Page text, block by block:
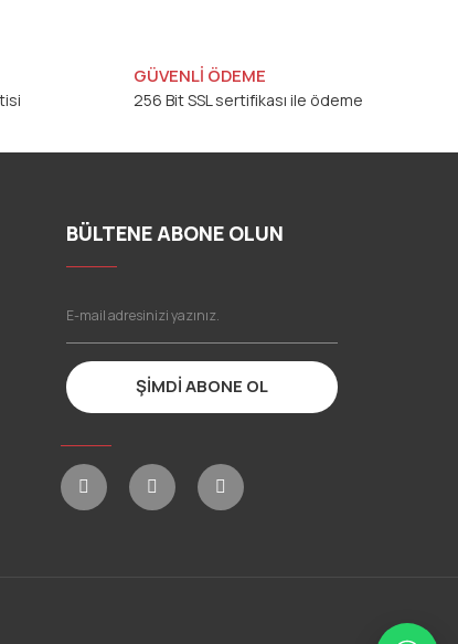
GÜVENLİ ÖDEME
256 Bit SSL sertifikası ile ödeme
BÜLTENE ABONE OLUN
ŞİMDİ ABONE OL